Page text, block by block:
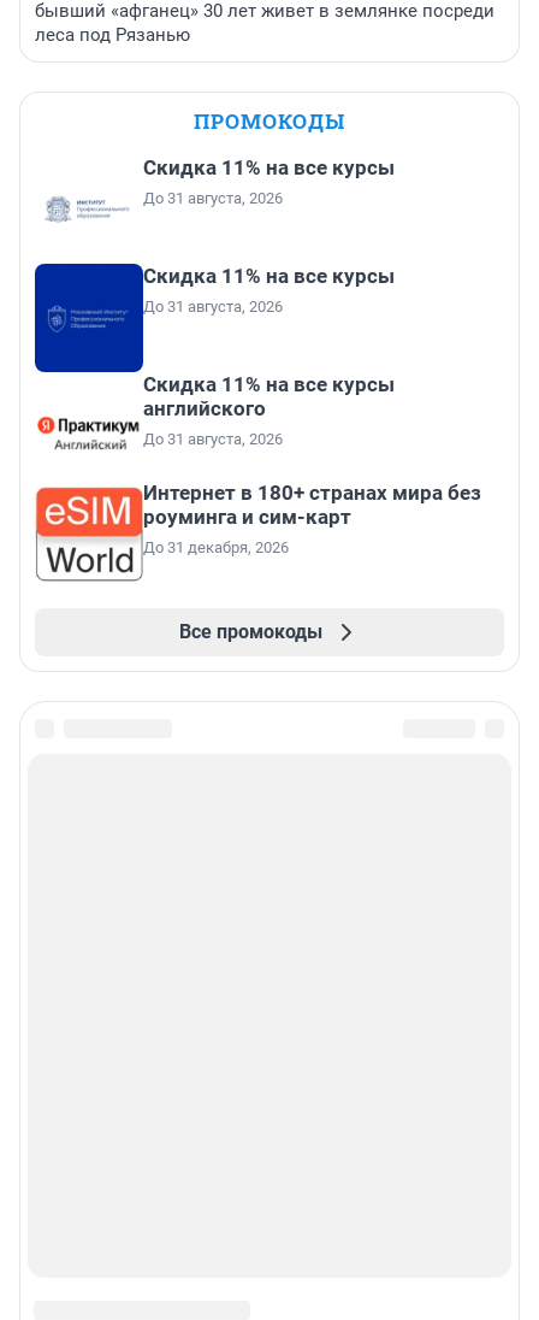
бывший «афганец» 30 лет живет в землянке посреди
леса под Рязанью
ПРОМОКОДЫ
Скидка 11% на все курсы
До 31 августа, 2026
Скидка 11% на все курсы
До 31 августа, 2026
Скидка 11% на все курсы
английского
До 31 августа, 2026
Интернет в 180+ странах мира без
роуминга и сим-карт
До 31 декабря, 2026
Все промокоды